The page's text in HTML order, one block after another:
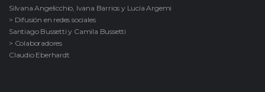
Silvana Angelicchio, Ivana Barrios y Lucía Argemi
> Difusión en redes sociales
Santiago Bussetti y Camila Bussetti
> Colaboradores
Claudio Eberhardt